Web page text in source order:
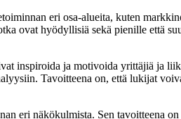
eri osa-alueita, kuten
ovat hyödyllisiä sekä pienille että
inspiroida ja motivoida yrittäjiä ja
Tavoitteena on, että lukijat
eri näkökulmista. Sen tavoitteena